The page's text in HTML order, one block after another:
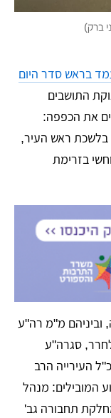
ברק)
בראש סדר היום
התושבים
את הכפפה:
בלשכת ראש העיר,
בזרימת
וביניהם מ"מ רה"ע
סגרה"ע
העירייה הרב
המובילים: מנהל
תחבורה גב'